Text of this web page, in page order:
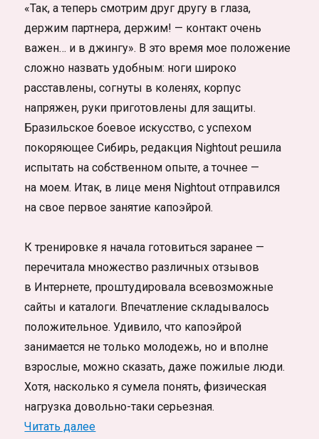
«Так, а теперь смотрим друг другу в глаза,
держим партнера, держим! — контакт очень
важен… и в джингу». В это время мое положение
сложно назвать удобным: ноги широко
расставлены, согнуты в коленях, корпус
напряжен, руки приготовлены для защиты.
Бразильское боевое искусство, с успехом
покоряющее Сибирь, редакция Nightout решила
испытать на собственном опыте, а точнее —
на моем. Итак, в лице меня Nightout отправился
на свое первое занятие капоэйрой.
К тренировке я начала готовиться заранее —
перечитала множество различных отзывов
в Интернете, проштудировала всевозможные
сайты и каталоги. Впечатление складывалось
положительное. Удивило, что капоэйрой
занимается не только молодежь, но и вполне
взрослые, можно сказать, даже пожилые люди.
Хотя, насколько я сумела понять, физическая
нагрузка довольно-таки серьезная.
Читать далее«Капоэйра. Философия игры»